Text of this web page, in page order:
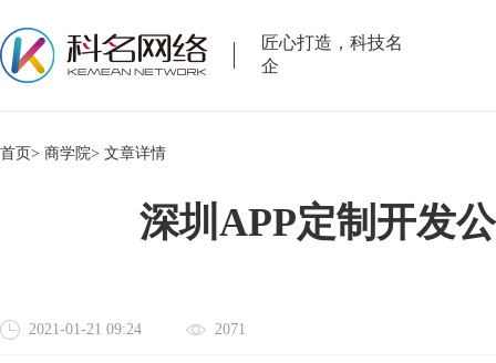
匠心打造，科技名
企
首页> 商学院> 文章详情
深圳APP定制开发
2021-01-21 09:24 2071